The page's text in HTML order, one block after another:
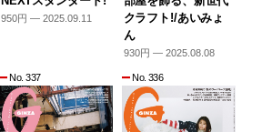
950円 — 2025.09.11
クラフト!/あいみょ
ん
930円 — 2025.08.08
No. 337 No. 336